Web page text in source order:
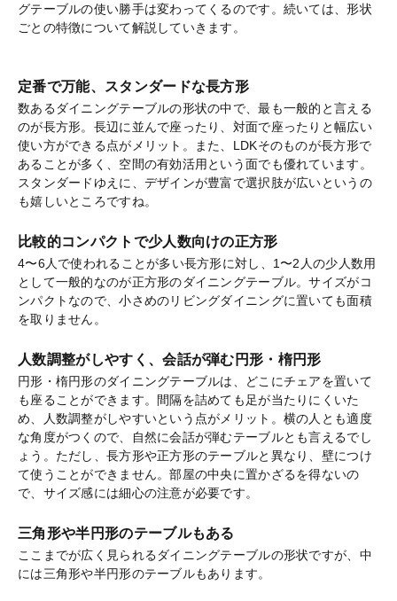
グテーブルの使い勝手は変わってくるのです。続いては、形状
ごとの特徴について解説していきます。
定番で万能、スタンダードな長方形
数あるダイニングテーブルの形状の中で、最も一般的と言える
のが長方形。長辺に並んで座ったり、対面で座ったりと幅広い
使い方ができる点がメリット。また、LDKそのものが長方形で
あることが多く、空間の有効活用という面でも優れています。
スタンダードゆえに、デザインが豊富で選択肢が広いというの
も嬉しいところですね。
比較的コンパクトで少人数向けの正方形
4〜6人で使われることが多い長方形に対し、1〜2人の少人数用
として一般的なのが正方形のダイニングテーブル。サイズがコ
ンパクトなので、小さめのリビングダイニングに置いても面積
を取りません。
人数調整がしやすく、会話が弾む円形・楕円形
円形・楕円形のダイニングテーブルは、どこにチェアを置いて
も座ることができます。間隔を詰めても足が当たりにくいた
め、人数調整がしやすいという点がメリット。横の人とも適度
な角度がつくので、自然に会話が弾むテーブルとも言えるでし
ょう。ただし、長方形や正方形のテーブルと異なり、壁につけ
て使うことができません。部屋の中央に置かざるを得ないの
で、サイズ感には細心の注意が必要です。
三角形や半円形のテーブルもある
ここまでが広く見られるダイニングテーブルの形状ですが、中
には三角形や半円形のテーブルもあります。